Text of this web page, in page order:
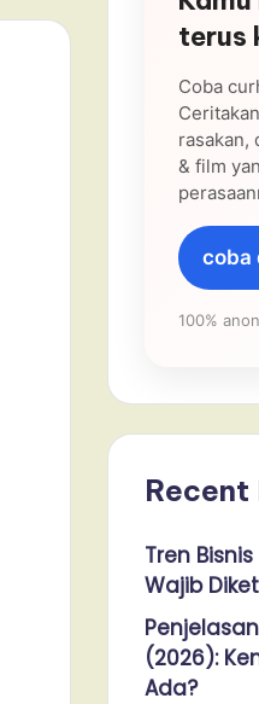
terus
Coba
rasakan,
& film
coba
100%
Recent
Tren
Wajib
(2026):
Ada?